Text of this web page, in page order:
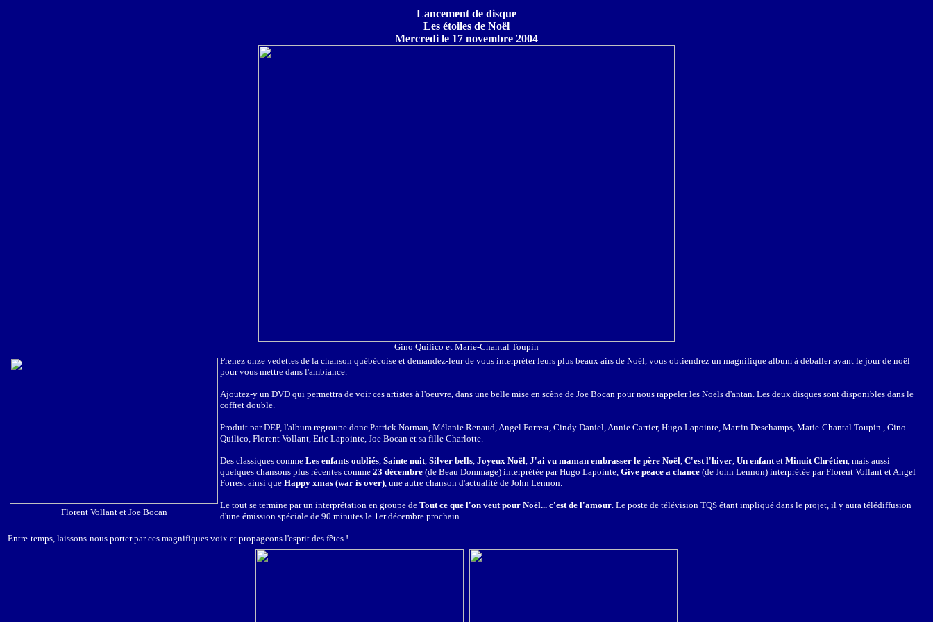
Lancement de disque
Les étoiles de Noël
Mercredi le 17 novembre 2004
Gino Quilico et Marie-Chantal Toupin
Florent Vollant et Joe Bocan
Prenez onze vedettes de la chanson québécoise et demandez-leur de vous interpréter leurs plus beaux airs de Noël, vous obtiendrez un magnifique album à déballer avant le jour de noël
pour vous mettre dans l'ambiance.
Ajoutez-y un DVD qui permettra de voir ces artistes à l'oeuvre, dans une belle mise en scène de Joe Bocan pour nous rappeler les Noëls d'antan. Les deux disques sont disponibles dans le
coffret double.
Produit par DEP, l'album regroupe donc Patrick Norman, Mélanie Renaud, Angel Forrest, Cindy Daniel, Annie Carrier, Hugo Lapointe, Martin Deschamps, Marie-Chantal Toupin , Gino
Quilico, Florent Vollant, Eric Lapointe, Joe Bocan et sa fille Charlotte.
Des classiques comme Les enfants oubliés, Sainte nuit, Silver bells, Joyeux Noël, J'ai vu maman embrasser le père Noël, C'est l'hiver, Un enfantet Minuit Chrétien, mais aussi
quelques chansons plus récentes comme 23 décembre (de Beau Dommage) interprétée par Hugo Lapointe, Give peace a chance (de John Lennon) interprétée par Florent Vollant et Angel
Forrest ainsi que Happy xmas (war is over), une autre chanson d'actualité de John Lennon.
Le tout se termine par un interprétation en groupe de Tout ce que l'on veut pour Noël... c'est de l'amour. Le poste de télévision TQS étant impliqué dans le projet, il y aura télédiffusion
d'une émission spéciale de 90 minutes le 1er décembre prochain.
Entre-temps, laissons-nous porter par ces magnifiques voix et propageons l'esprit des fêtes !